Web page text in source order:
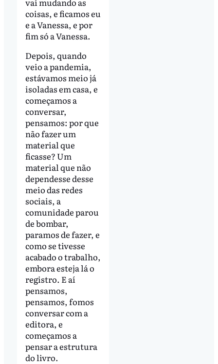
coisas, e ficamos eu
e a Vanessa, e por
fim só a Vanessa.
Depois, quando
veio a pandemia,
estávamos meio já
isoladas em casa, e
começamos a
conversar,
pensamos: por que
não fazer um
material que
ficasse? Um
material que não
dependesse desse
meio das redes
sociais, a
comunidade parou
de bombar,
paramos de fazer, e
como se tivesse
acabado o trabalho,
embora esteja lá o
registro. E aí
pensamos,
pensamos, fomos
conversar com a
editora, e
começamos a
pensar a estrutura
do livro.